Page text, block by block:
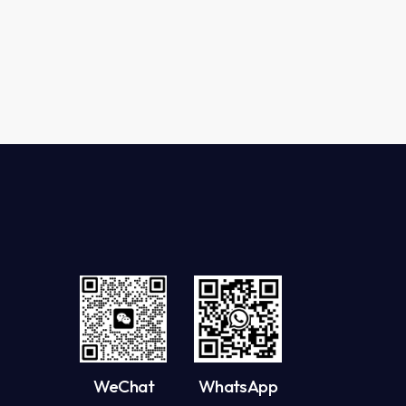
WeChat WhatsApp